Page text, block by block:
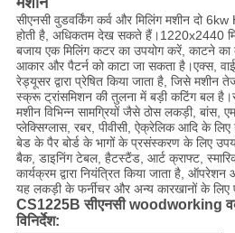
सीएनसी वुडवर्किंग कर्व और मिलिंग मशीन दो 6kw
होती है, अधिकतम देख सकते हैं।1220x2440
बजाय एक मिलिंग कटर का उपयोग करें, काटने का
आकार और पैटर्न को काटा जा सकता है।एक्स,
रेड्यूसर द्वारा प्रेषित किया जाता है, जिसे
स्क्रू ट्रांसमिशन की तुलना में बड़ी कटिंग बल
मशीन विभिन्न सामग्रियों जैसे ठोस लकड़ी, बांस,
प्लेक्सिग्लास, रबर, पीवीसी, ऐक्रेलिक आदि के
बेड के पैर बोर्ड के भागों के प्रसंस्करण के लिए
बैक, डाइनिंग टेबल, हैटस्टैंड, आर्ट क्राफ्ट,
कार्यक्रम द्वारा नियंत्रित किया जाता है,
यह लकड़ी के फर्नीचर और अन्य कारखानों के
CS1225B सीएनसी woodworking
विनिर्देश: